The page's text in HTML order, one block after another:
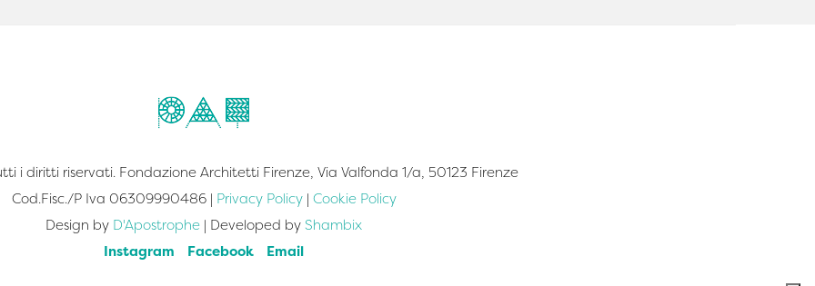
i diritti riservati. Fondazione Architetti Firenze, Via Valfonda 1/a, 50123 Firenze
Cod.Fisc./P Iva 06309990486 | Privacy Policy| Cookie Policy
Design by D'Apostrophe | Developed by Shambix
Instagram
Facebook Email